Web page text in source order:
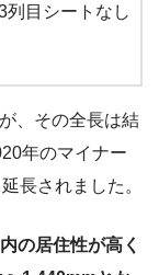
列目シートなし
、その全長は結
年のマイナー
長されました。
の居住性が高く